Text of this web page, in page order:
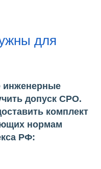
для
допуск СРО.
комплект
нормам
РФ: